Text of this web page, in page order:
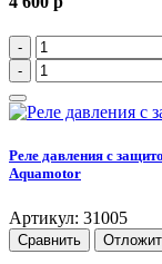
-
-
Реле давления c
Aquamotor
Артикул: 31005
Сравнить